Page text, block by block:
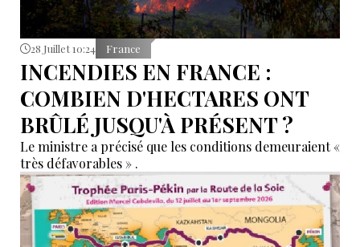
28 Juillet 10:24 France
INCENDIES EN FRANCE :
COMBIEN D'HECTARES ONT
BRÛLÉ JUSQU'À PRÉSENT ?
Le ministre a précisé que les conditions demeuraient «
très défavorables » .